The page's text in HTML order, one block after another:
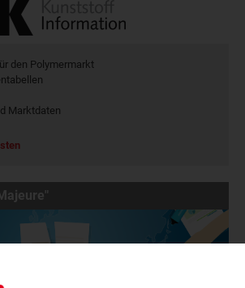
den Polymermarkt
Marktdaten